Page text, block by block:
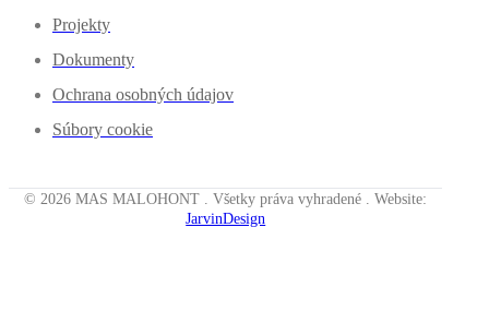
Projekty
Dokumenty
Ochrana osobných údajov
Súbory cookie
© 2026 MAS MALOHONT . Všetky práva vyhradené . Website:
JarvinDesign